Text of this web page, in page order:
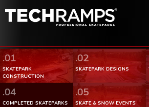
.01
SKATEPARK
CONSTRUCTION
.02
SKATEPARK DESIGNS
.04
COMPLETED SKATEPARKS
.05
SKATE & SNOW EVENTS